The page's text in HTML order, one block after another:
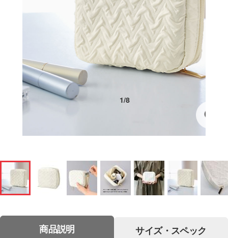
1/8
商品説明 サイズ・スペック